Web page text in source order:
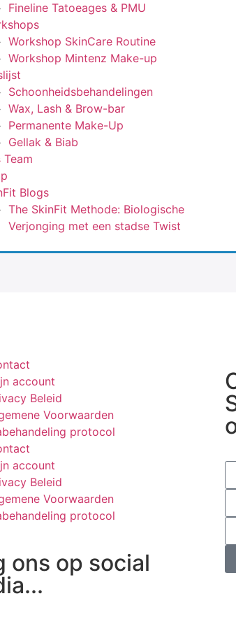
Fineline Tatoeages & PMU
Workshop SkinCare Routine
Workshop Mintenz Make-up
Schoonheidsbehandelingen
Wax, Lash & Brow-bar
Permanente Make-Up
Gellak & Biab
Team
Blogs
The SkinFit Methode: Biologische
Verjonging met een stadse Twist
account
Beleid
Voorwaarden
protocol
account
Beleid
Voorwaarden
protocol
ons op social